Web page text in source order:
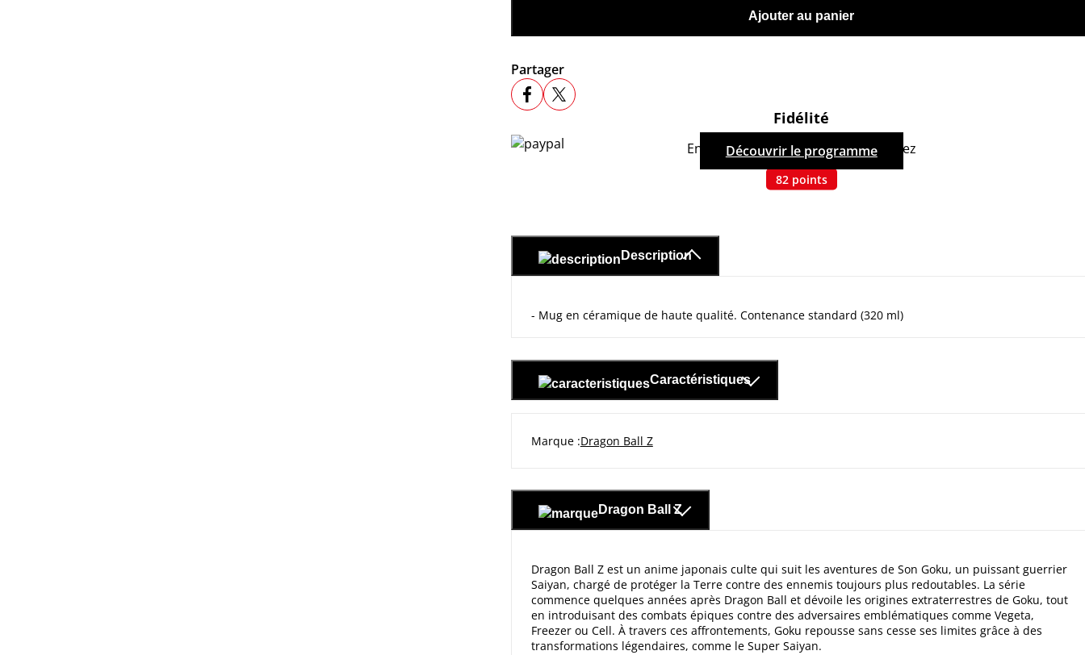
Ajouter au panier
Partager
Fidélité
En achetant ce produit, vous cumulez
82 points
Découvrir le programme
Description
- Mug en céramique de haute qualité. Contenance standard (320 ml)
Caractéristiques
Marque Dragon Ball Z
Dragon Ball Z
Dragon Ball Z est un anime japonais culte qui suit les aventures de Son Goku, un puissant guerrier
Saiyan, chargé de protéger la Terre contre des ennemis toujours plus redoutables. La série
commence quelques années après Dragon Ball et dévoile les origines extraterrestres de Goku, tout
en introduisant des combats épiques contre des adversaires emblématiques comme Vegeta,
Freezer ou Cell. À travers ces affrontements, Goku repousse sans cesse ses limites grâce à des
transformations légendaires, comme le Super Saiyan.